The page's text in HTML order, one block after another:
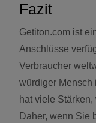
Fazit
Getiton.com ist
Anschlüsse
Verbraucher
würdiger Mensch
hat viele
Daher, wenn Sie